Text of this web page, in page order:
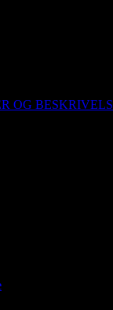
OG